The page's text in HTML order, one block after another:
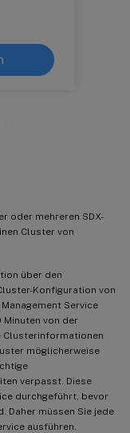
oder mehreren SDX-
Cluster von
über den
Konfiguration von
Service
Minuten von der
Clusterinformationen
möglicherweise
verpasst. Diese
durchgeführt, bevor
Daher müssen Sie jede
ausführen.